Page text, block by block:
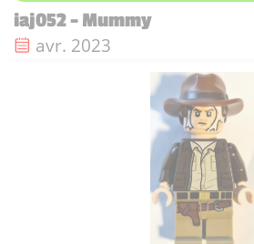
iaj052 - Mummy
Date de sortie :
avr. 2023